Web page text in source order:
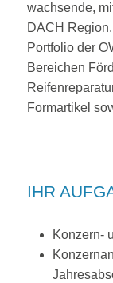
wachsende,
DACH
Portfolio der
Bereichen
Formartikel
IHR
Konzern-